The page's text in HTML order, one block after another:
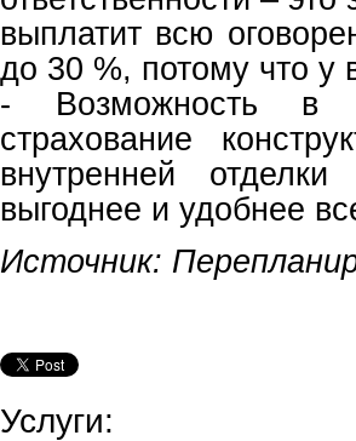
выплатит всю
до 30 %, потому что у
- Возможность в
страхование
внутренней
выгоднее и удобнее
Источник:
Услуги: